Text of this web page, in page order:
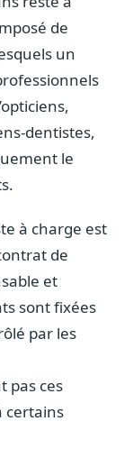
incluse
plaidoyer
de
un
dentistes,
le
à charge est
de
et
sont fixées
par les
pas ces
certains